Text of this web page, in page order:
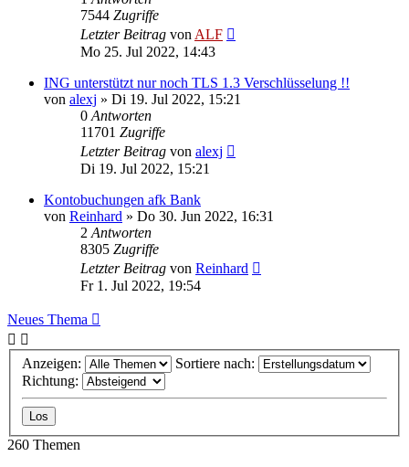
7544 Zugriffe
Letzter Beitrag von ALF
Mo 25. Jul 2022, 14:43
ING unterstützt nur noch TLS 1.3 Verschlüsselung !!
von alexj » Di 19. Jul 2022, 15:21
0 Antworten
11701 Zugriffe
Letzter Beitrag von alexj
Di 19. Jul 2022, 15:21
Kontobuchungen afk Bank
von Reinhard » Do 30. Jun 2022, 16:31
2 Antworten
8305 Zugriffe
Letzter Beitrag von Reinhard
Fr 1. Jul 2022, 19:54
Neues Thema
Anzeigen:
Sortiere nach:
Richtung:
260 Themen